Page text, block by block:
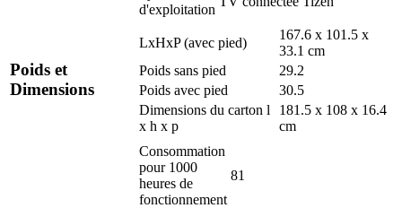
d'exploitation
Poids et
Dimensions
LxHxP (avec pied)
167.6 x 101.5 x
33.1 cm
Poids sans pied
29.2
Poids avec pied
30.5
Dimensions du carton l
x h x p
181.5 x 108 x 16.4
cm
Consommation
pour 1000
heures de
fonctionnement
81